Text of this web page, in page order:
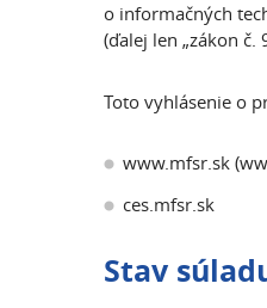
o informačných
(ďalej len „zákon
Toto vyhlásenie o
www.mfsr.sk
ces.mfsr.sk
Stav